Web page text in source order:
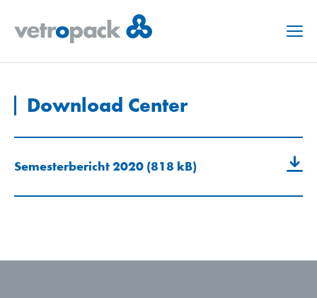
Menu
Download Center
Semesterbericht 2020 (818 kB)